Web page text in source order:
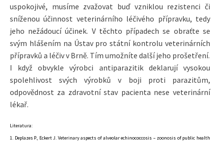
uspokojivé, musíme zvažovat buď vzniklou rezistenci či
sníženou účinnost veterinárního léčivého přípravku, tedy
jeho nežádoucí účinek. V těchto případech se obraťte se
svým hlášením na Ústav pro státní kontrolu veterinárních
přípravků a léčiv v Brně. Tím umožníte další jeho prošetření.
I když obvykle výrobci antiparazitik deklarují vysokou
spolehlivost svých výrobků v boji proti parazitům,
odpovědnost za zdravotní stav pacienta nese veterinární
lékař.
Literatura:
1. Deplazes P., Eckert J. Veterinary aspects of alveolar echinococcosis – zoonosis of public health